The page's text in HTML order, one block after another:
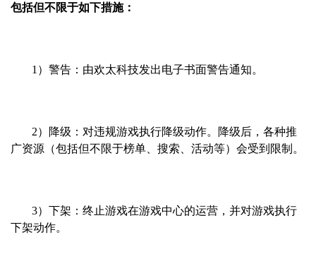
包括但不限于如下措施：
1）警告：由欢太科技发出电子书面警告通知。
2）降级：对违规游戏执行降级动作。降级后，各种推
广资源（包括但不限于榜单、搜索、活动等）会受到限制。
3）下架：终止游戏在游戏中心的运营，并对游戏执行
下架动作。